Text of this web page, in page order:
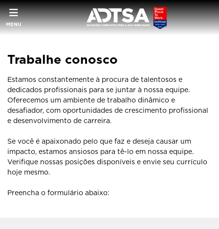
MENU
Trabalhe conosco
Estamos constantemente à procura de talentosos e
dedicados profissionais para se juntar à nossa equipe.
Oferecemos um ambiente de trabalho dinâmico e
desafiador, com oportunidades de crescimento profissional
e desenvolvimento de carreira.
Se você é apaixonado pelo que faz e deseja causar um
impacto, estamos ansiosos para tê-lo em nossa equipe.
Verifique nossas posições disponíveis e envie seu currículo
hoje mesmo.
Preencha o formulário abaixo: